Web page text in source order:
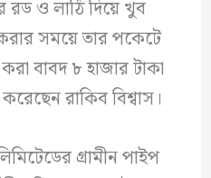
ও লাঠি দিয়ে খুব
সময়ে তার পকেটে
বাবদ ৮ হাজার টাকা
রাকিব বিশ্বাস।
গ্রামীন পাইপ